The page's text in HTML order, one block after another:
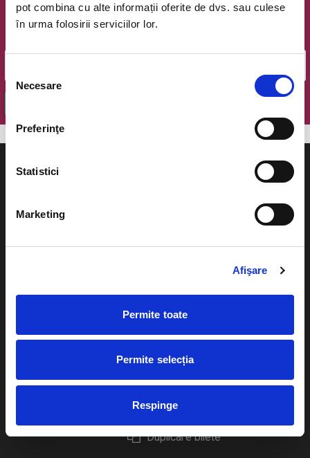
pot combina cu alte informații oferite de dvs. sau culese
în urma folosirii serviciilor lor.
consimțământului
Necesare
Preferinţe
Statistici
Marketing
Afişare
Permite toate
Permite selecția
Respinge
Oferte exclusive si o editie saptamanala cu cele mai noi
evenimente.
Cum comand bilete?
Plata online sau cash
eBilet printat acasa
Livrare prin curier
Returnare bilete
Duplicare bilete
Evenimente
festivaluri
Pentru copii